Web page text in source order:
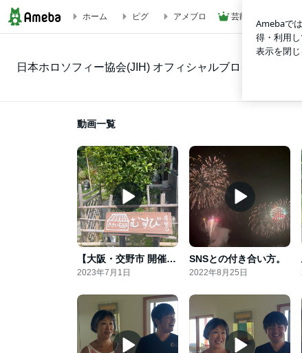
動画一覧｜日本ホロソフィー協会(JIH) オフィシャルブログ
ホーム ピグ アメブロ 芸能人ブログ
日本ホロソフィー協会(JIH) オフィシャルブログ
動画一覧
【大阪・交野市 開催】入口に聞いて欲しい「カラダの根っこ」@産巣日
2023年7月1日
SNSとの付き合い方。
2022年8月25日